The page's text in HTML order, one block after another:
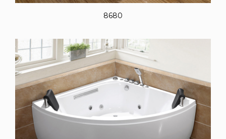
8680